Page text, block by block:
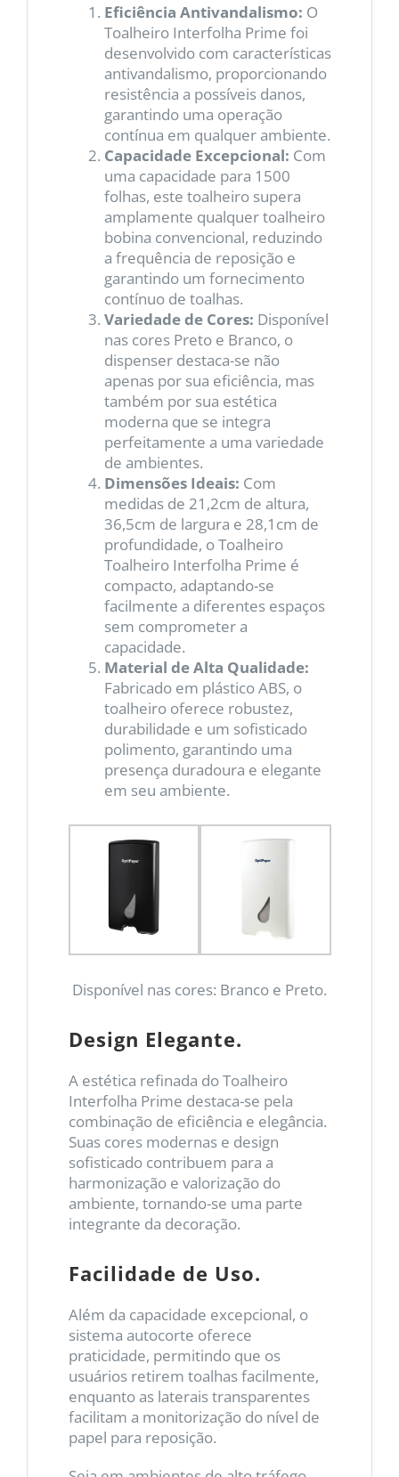
Eficiência Antivandalismo: O
Toalheiro Interfolha Prime foi
desenvolvido com características
antivandalismo, proporcionando
resistência a possíveis danos,
garantindo uma operação
contínua em qualquer ambiente.
Capacidade Excepcional: Com
uma capacidade para 1500
folhas, este toalheiro supera
amplamente qualquer toalheiro
bobina convencional, reduzindo
a frequência de reposição e
garantindo um fornecimento
contínuo de toalhas.
Variedade de Cores: Disponível
nas cores Preto e Branco, o
dispenser destaca-se não
apenas por sua eficiência, mas
também por sua estética
moderna que se integra
perfeitamente a uma variedade
de ambientes.
Dimensões Ideais: Com
medidas de 21,2cm de altura,
36,5cm de largura e 28,1cm de
profundidade, o Toalheiro
Toalheiro Interfolha Prime é
compacto, adaptando-se
facilmente a diferentes espaços
sem comprometer a
capacidade.
Material de Alta Qualidade:
Fabricado em plástico ABS, o
toalheiro oferece robustez,
durabilidade e um sofisticado
polimento, garantindo uma
presença duradoura e elegante
em seu ambiente.
Disponível nas cores: Branco e Preto.
Design Elegante.
A estética refinada do Toalheiro
Interfolha Prime destaca-se pela
combinação de eficiência e elegância.
Suas cores modernas e design
sofisticado contribuem para a
harmonização e valorização do
ambiente, tornando-se uma parte
integrante da decoração.
Facilidade de Uso.
Além da capacidade excepcional, o
sistema autocorte oferece
praticidade, permitindo que os
usuários retirem toalhas facilmente,
enquanto as laterais transparentes
facilitam a monitorização do nível de
papel para reposição.